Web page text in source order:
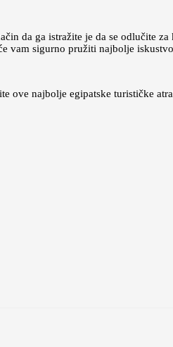
da ga istražite je da se odlučite
vam sigurno pružiti najbolje
najbolje egipatske turističke